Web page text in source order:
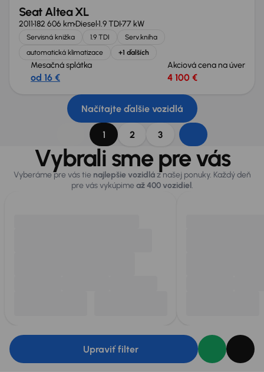
Seat Altea XL
2011182 606 kmDiesel1.9 TDI77 kW
Servisná knižka 1.9 TDI
Serv.kniha
automatická klimatizace
+1 ďalších
Mesačná splátka
od 16 €
Akciová cena na úver
4 100 €
Načítajte ďalšie vozidlá
1 2 3
Vybrali sme pre vás
Vyberáme pre vás tie najlepšie vozidláz našej ponuky. Každý deň
pre vás vykúpimeaž 400 vozidiel.
Upraviť filter